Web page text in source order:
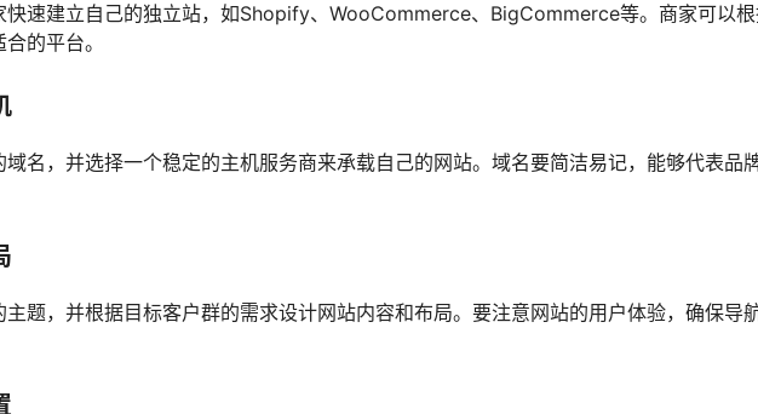
快速建立自己的独立站，如Shopify、WooCommerce、BigCommerce等。商家可以根
的平台。
名，并选择一个稳定的主机服务商来承载自己的网站。域名要简洁易记，能够代表品
题，并根据目标客户群的需求设计网站内容和布局。要注意网站的用户体验，确保导